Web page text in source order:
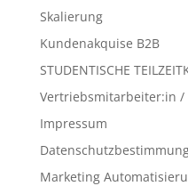
Skalierung
Kundenakquise B2B
STUDENTISCHE
Vertriebsmitarbeiter:in
Impressum
Marketing